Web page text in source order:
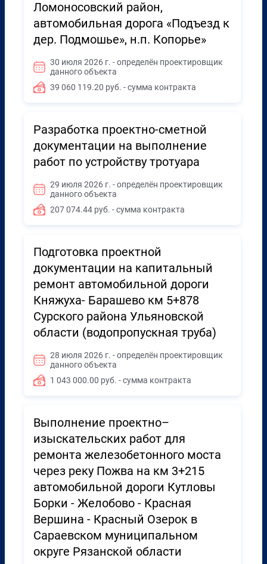
Ломоносовский район,
автомобильная дорога «Подъезд к
дер. Подмошье», н.п. Копорье»
30 июля 2026 г. - определён проектировщик
данного объекта
39 060 119.20 руб. - сумма контракта
Разработка проектно-сметной
документации на выполнение
работ по устройству тротуара
29 июля 2026 г. - определён проектировщик
данного объекта
207 074.44 руб. - сумма контракта
Подготовка проектной
документации на капитальный
ремонт автомобильной дороги
Княжуха- Барашево км 5+878
Сурского района Ульяновской
области (водопропускная труба)
28 июля 2026 г. - определён проектировщик
данного объекта
1 043 000.00 руб. - сумма контракта
Выполнение проектно–
изыскательских работ для
ремонта железобетонного моста
через реку Пожва на км 3+215
автомобильной дороги Кутловы
Борки - Желобово - Красная
Вершина - Красный Озерок в
Сараевском муниципальном
округе Рязанской области